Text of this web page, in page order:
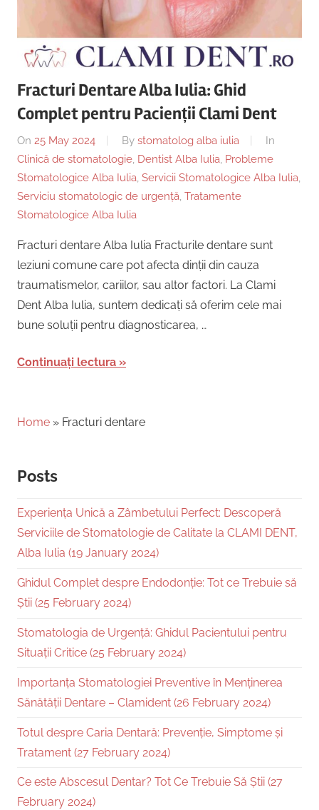
Centru
Implantologie
Strada
Ion
19,
Alba
510218,
România
+40754463365
Fracturi Dentare Alba Iulia: Ghid
Complet pentru Pacienții Clami Dent
On 25 May 2024 By stomatolog alba iulia
In
Clinică de stomatologie Dentist Alba Iulia Probleme
Stomatologice Alba Iulia Servicii Stomatologice Alba Iulia
Serviciu stomatologic de urgență Tratamente
Stomatologice Alba Iulia
Fracturi dentare Alba Iulia Fracturile dentare sunt
leziuni comune care pot afecta dinții din cauza
traumatismelor, cariilor, sau altor factori. La Clami
Dent Alba Iulia, suntem dedicați să oferim cele mai
bune soluții pentru diagnosticarea, …
Continuați lectura
Home » Fracturi dentare
Posts
Experiența Unică a Zâmbetului Perfect: Descoperă
Serviciile de Stomatologie de Calitate la CLAMI DENT,
Alba Iulia (19 January 2024)
Ghidul Complet despre Endodonție: Tot ce Trebuie să
Știi (25 February 2024)
Stomatologia de Urgență: Ghidul Pacientului pentru
Situații Critice (25 February 2024)
Importanța Stomatologiei Preventive în Menținerea
Sănătății Dentare – Clamident (26 February 2024)
Totul despre Caria Dentară: Prevenție, Simptome și
Tratament (27 February 2024)
Ce este Abscesul Dentar? Tot Ce Trebuie Să Știi (27
February 2024)